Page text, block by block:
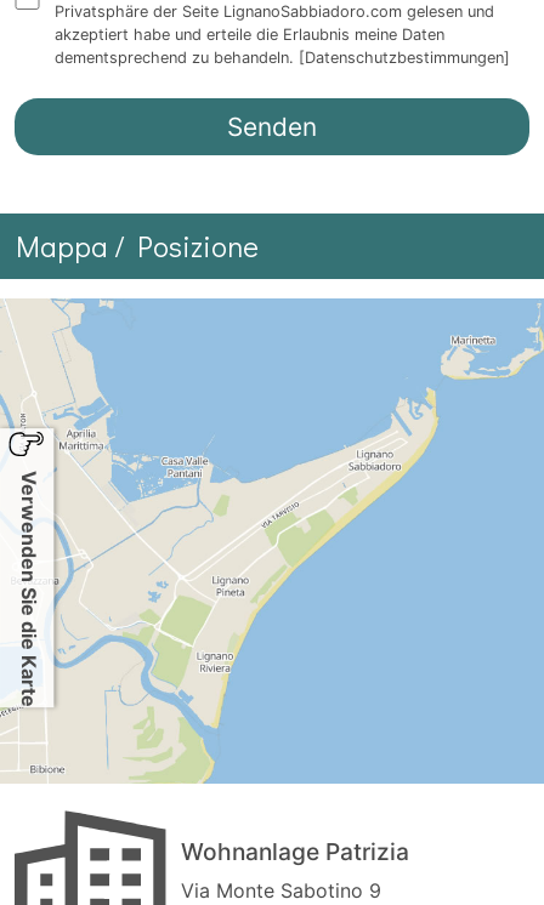
Privatsphäre der Seite LignanoSabbiadoro.com gelesen und
akzeptiert habe und erteile die Erlaubnis meine Daten
dementsprechend zu behandeln. [Datenschutzbestimmungen]
Mappa / Posizione
Verwenden Sie die Karte
Wohnanlage Patrizia
Via Monte Sabotino 9